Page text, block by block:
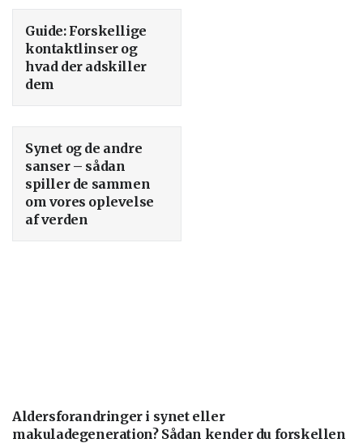
Guide: Forskellige
kontaktlinser og
hvad der adskiller
dem
Synet og de andre
sanser – sådan
spiller de sammen
om vores oplevelse
af verden
Aldersforandringer i synet eller
makuladegeneration? Sådan kender du forskellen